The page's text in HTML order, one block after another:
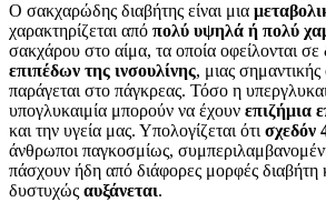
Ο σακχαρώδης διαβήτης είναι μια
χαρακτηρίζεται από πολύ υψηλά ή πολύ
σακχάρου στο αίμα, τα οποία οφείλονται σε
επιπέδων της ινσουλίνης, μιας
παράγεται στο πάγκρεας. Τόσο η
υπογλυκαιμία μπορούν να έχουν επιζήμια
και την υγεία μας. Υπολογίζεται ότισχεδόν
άνθρωποι παγκοσμίως,
πάσχουν ήδη από διάφορες μορφές διαβήτη
δυστυχώς αυξάνεται.